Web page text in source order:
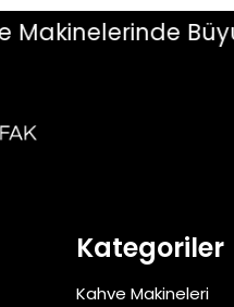
Büyük
Kategoriler
Kahve Makineleri